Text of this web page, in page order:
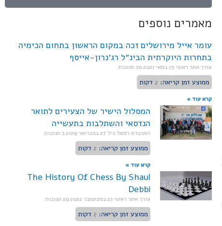
מאמרים נוספים
עומר אייל מירושלים זכה במקום הראשון בתחום הכימיה
בתחרות היוקרתית הבינ״ל רג׳נרון-אייסף
עורך אתר ראשי25 במאי 2021 30 תגובות
ממוצע זמן קריאה: 2 דקות
קרא עוד »
המסלול הישיר של הצעירים לתואר
הנדסאי והשתלבות בתעשייה
המהנדס רפאל גיל 27 בפברואר 2019 3 תגובות
ממוצע זמן קריאה: 2 דקות
קרא עוד »
The History Of Chess By Shaul
Debbi
עורך אתר ראשי23 בספטמבר 2022 29 תגובות
ממוצע זמן קריאה: 2 דקות